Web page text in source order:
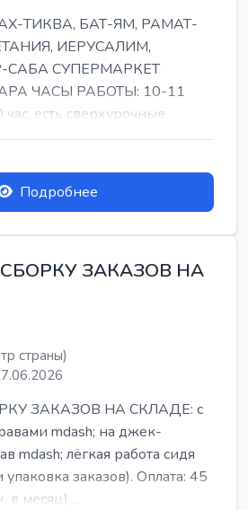
ТИКВА, БАТ-ЯМ, РАМАТ-
ИЕРУСАЛИМ,
СУПЕРМАРКЕТ
ЧАСЫ РАБОТЫ: 10-11
есть сверхурочные
синих б...
Подробнее
СБОРКУ ЗАКАЗОВ НА
страны)
ЗАКАЗОВ НА СКЛАДЕ: с
mdash; на джек-
mdash; лёгкая работа сидя
упаковка заказов). Оплата: 45
месяц) ...